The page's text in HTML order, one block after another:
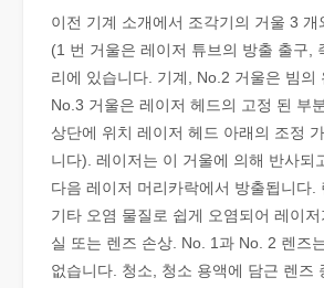
이전 기계 소개에서 조각기의 거울 3 개
(1 번 거울은 레이저 튜브의 방출 출구,
리에 있습니다. 기계, No.2 거울은 빔의
No.3 거울은 레이저 헤드의 고정 된 부
상단에 위치 레이저 헤드 아래의 조정
니다). 레이저는 이 거울에 의해 반사되
다음 레이저 머리카락에서 방출됩니다.
기타 오염 물질로 쉽게 오염되어 레이
실 또는 렌즈 손상. No. 1과 No. 2 렌즈
없습니다. 청소, 청소 용액에 담근 렌즈